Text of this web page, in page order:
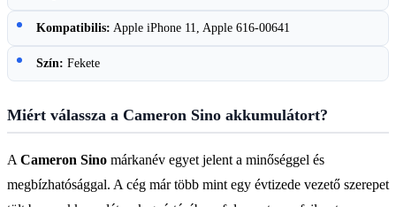
Kompatibilis: Apple iPhone 11, Apple 616-00641
Szín: Fekete
Miért válassza a Cameron Sino akkumulátort?
A Cameron Sino márkanév egyet jelent a minőséggel és
megbízhatósággal. A cég már több mint egy évtizede vezető szerepet